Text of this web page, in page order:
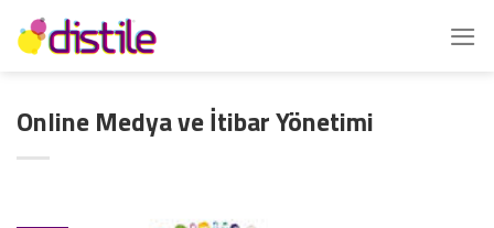
İçeriğe
atla
Online Medya ve İtibar Yönetimi